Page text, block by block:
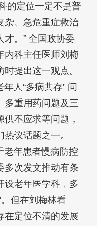
的定位一定不是普
杂、急危重症救治
才。” 全国政协委
内科主任医师刘梅
提出这一观点。
人“多病共存” 问
多重用药问题及三
不应求等问题，
议话题之一。
老年患者慢病防控
多次发文推动有条
设老年医学科，多
但在刘梅林看
在定位不清的发展